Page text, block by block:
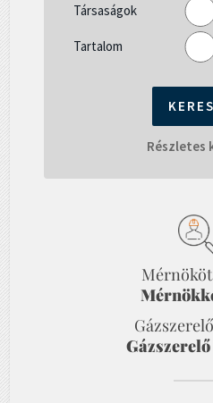
Társaságok
Tartalom
Részletes
Mérnököt